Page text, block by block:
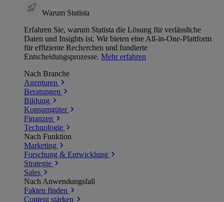
Warum Statista
Erfahren Sie, warum Statista die Lösung für verlässliche
Daten und Insights ist. Wir bieten eine All-in-One-Plattform
für effiziente Recherchen und fundierte
Entscheidungsprozesse. Mehr erfahren
Nach Branche
Agenturen
Beratungen
Bildung
Konsumgüter
Finanzen
Technologie
Nach Funktion
Marketing
Forschung & Entwicklung
Strategie
Sales
Nach Anwendungsfall
Fakten finden
Content stärken